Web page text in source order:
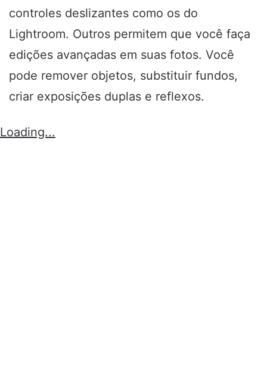
controles deslizantes como os do
Lightroom. Outros permitem que você faça
edições avançadas em suas fotos. Você
pode remover objetos, substituir fundos,
criar exposições duplas e reflexos.
Loading...